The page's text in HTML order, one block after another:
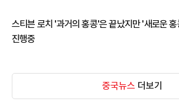
스티븐 로치 '과거의 홍콩'은 끝났지만 '새로운
진행중
중국뉴스 더보기